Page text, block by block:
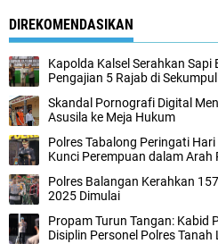
DIREKOMENDASIKAN
Kapolda Kalsel Serahkan
Pengajian 5 Rajab di Sekumpul
Skandal Pornografi Digital
Asusila ke Meja Hukum
Polres Tabalong Peringati
Kunci Perempuan dalam Arah
Polres Balangan Kerahkan
2025 Dimulai
Propam Turun Tangan: Kabid
Disiplin Personel Polres